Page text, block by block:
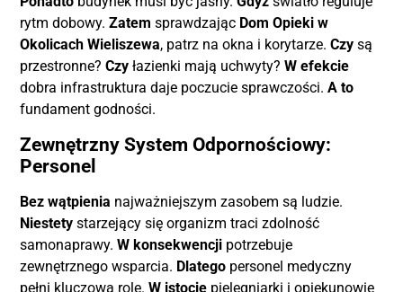
rytm dobowy.Zatem sprawdzając Dom Opieki w
Okolicach Wieliszewa, patrz na okna i korytarze.Czy są
przestronne?Czy łazienki mają uchwyty?W efekcie
dobra infrastruktura daje poczucie sprawczości.A to
fundament godności.
Zewnętrzny System Odpornościowy:
Personel
Bez wątpienia najważniejszym zasobem są ludzie.
Niestety starzejący się organizm traci zdolność
samonaprawy.W konsekwencji potrzebuje
zewnętrznego wsparcia. Dlatego personel medyczny
pełni kluczową rolę.W istocie pielęgniarki i opiekunowie